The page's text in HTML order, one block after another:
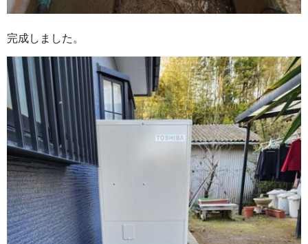
完成しました。